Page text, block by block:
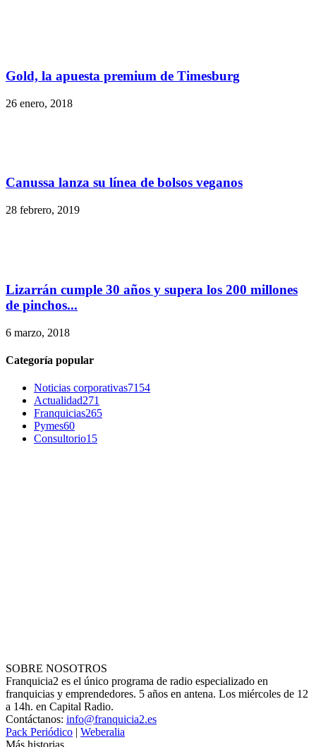
Gold, la apuesta premium de Timesburg
26 enero, 2018
Canussa lanza su línea de bolsos veganos
28 febrero, 2019
Lizarrán cumple 30 años y supera los 200 millones
de pinchos...
6 marzo, 2018
Categoría popular
Noticias corporativas7154
Actualidad271
Franquicias265
Pymes60
Consultorio15
SOBRE NOSOTROS
Franquicia2 es el único programa de radio especializado en
franquicias y emprendedores. 5 años en antena. Los miércoles de 12
a 14h. en Capital Radio.
Contáctanos: info@franquicia2.es
Pack Periódico | Weberalia
Más historias